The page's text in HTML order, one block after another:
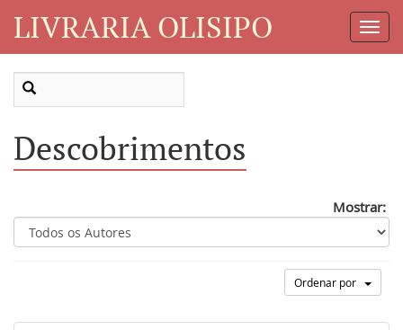
LIVRARIA OLISIPO
Descobrimentos
Mostrar:
Ordenar por